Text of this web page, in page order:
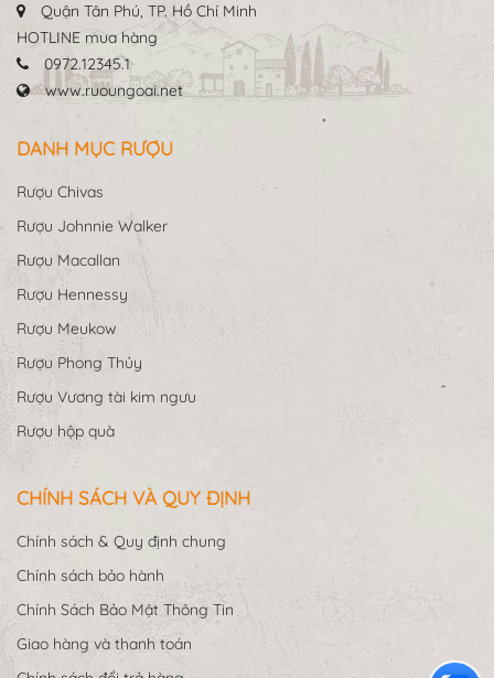
Quận Tân Phú, TP. Hồ Chí Minh
HOTLINE mua hàng
0972.12345.1
www.ruoungoai.net
DANH MỤC RƯỢU
Rượu Chivas
Rượu Johnnie Walker
Rượu Macallan
Rượu Hennessy
Rượu Meukow
Rượu Phong Thủy
Rượu Vương tài kim ngưu
Rượu hộp quà
CHÍNH SÁCH VÀ QUY ĐỊNH
Chính sách & Quy định chung
Chính sách bảo hành
Chính Sách Bảo Mật Thông Tin
Giao hàng và thanh toán